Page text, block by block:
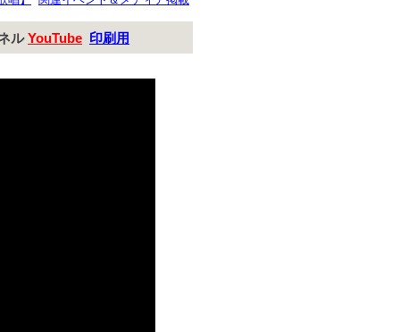
ルYouTube 印刷用